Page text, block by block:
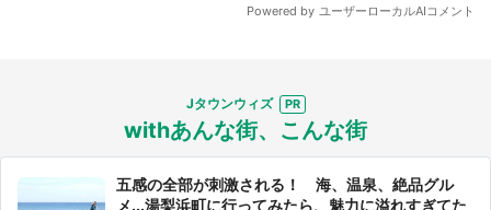
Jタウンウィズ
withあんな街、こんな街
五感の全部が刺激される！ 海、温泉、絶品グル
メ...湯梨浜町に行ってみたら、魅力に溢れすぎてた